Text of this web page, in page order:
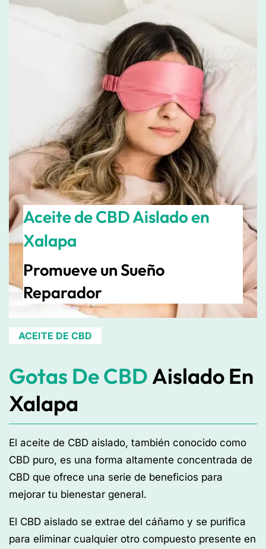
Aceite de CBD Aislado en
Xalapa
Promueve un Sueño
Reparador
ACEITE DE CBD
Gotas De CBDAislado En
Xalapa
El aceite de CBD aislado, también conocido como
CBD puro, es una forma altamente concentrada de
CBD que ofrece una serie de beneficios para
mejorar tu bienestar general.
El CBD aislado se extrae del cáñamo y se purifica
para eliminar cualquier otro compuesto presente en